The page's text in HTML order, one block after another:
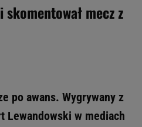
mecz z
po awans. Wygrywany z
Lewandowski w mediach